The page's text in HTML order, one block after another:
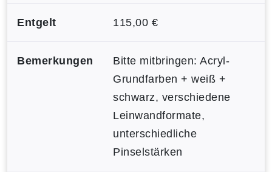
Entgelt 115,00 €
Bemerkungen
Bitte mitbringen: Acryl-
Grundfarben + weiß +
schwarz, verschiedene
Leinwandformate,
unterschiedliche
Pinselstärken